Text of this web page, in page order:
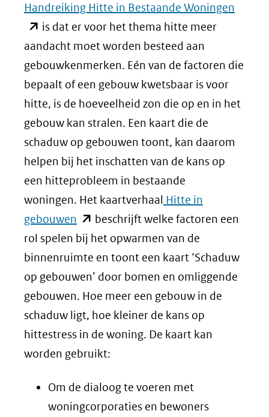
Handreiking Hitte in Bestaande Woningen
naar
is dat er voor het thema hitte meer
aandacht moet worden besteed aan
gebouwkenmerken. Eén van de factoren die
bepaalt of een gebouw kwetsbaar is voor
hitte, is de hoeveelheid zon die op en in het
gebouw kan stralen. Een kaart die de
schaduw op gebouwen toont, kan daarom
helpen bij het inschatten van de kans op
een hitteprobleem in bestaande
woningen. Het kaartverhaal Hitte in
gebouwen (opent
in
nieuw
venster)
(verwijst
naar
een
andere
beschrijft welke factoren een
rol spelen bij het opwarmen van de
binnenruimte en toont een kaart ‘Schaduw
op gebouwen’ door bomen en omliggende
gebouwen. Hoe meer een gebouw in de
schaduw ligt, hoe kleiner de kans op
hittestress in de woning. De kaart kan
worden gebruikt:
Om de dialoog te voeren met
woningcorporaties en bewoners